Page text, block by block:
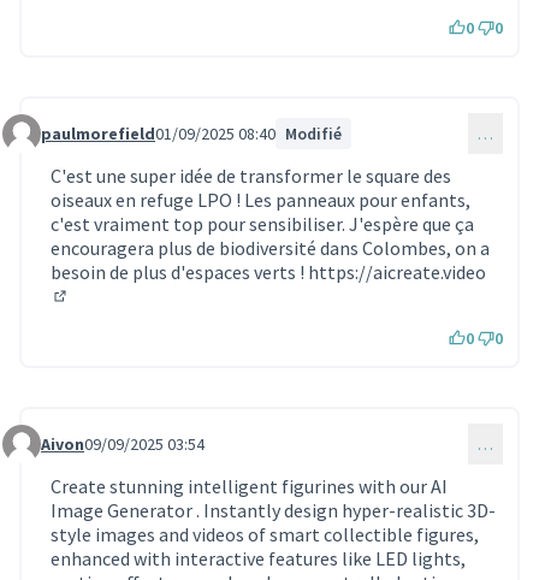
0 0
Commentaire 1859
paulmorefield01/09/2025 08:40 Modifié …
C'est une super idée de transformer le square des
oiseaux en refuge LPO ! Les panneaux pour enfants,
c'est vraiment top pour sensibiliser. J'espère que ça
encouragera plus de biodiversité dans Colombes, on a
besoin de plus d'espaces verts ! https://aicreate.video
0 0
Commentaire 1863
Aivon09/09/2025 03:54 …
Create stunning intelligent figurines with our AI
Image Generator . Instantly design hyper-realistic 3D-
style images and videos of smart collectible figures,
enhanced with interactive features like LED lights,